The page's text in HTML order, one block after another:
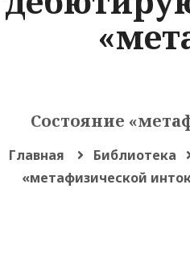
Состояние
Главная Библиотека
«метафизической